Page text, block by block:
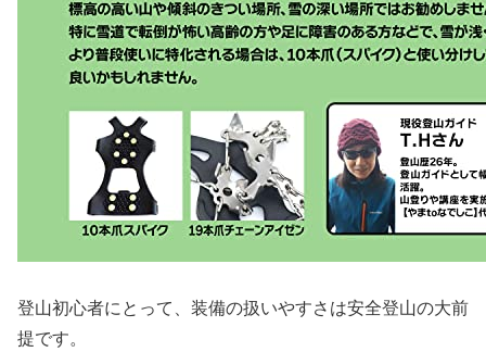
登山初心者にとって、装備の扱いやすさは安全登山の大前
提です。